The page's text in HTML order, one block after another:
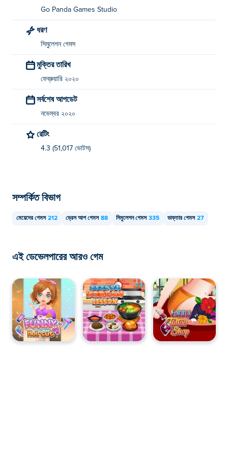
Go Panda Games Studio
ধরণ
সিমুলেশন গেমস
মুক্তির তারিখ
ফেব্রুয়ারি ২০২০
সর্বশেষ আপডেট
নভেম্বর ২০২০
রেটিং
4.3 (51,017 ভোটস)
সম্পর্কিত বিভাগ
মেয়েদের গেমস 212 ড্রেস আপ গেমস 88 সিমুলেশন গেমস 335 ডাক্তার গেমস 27
এই ডেভেলপারের আরও গেম